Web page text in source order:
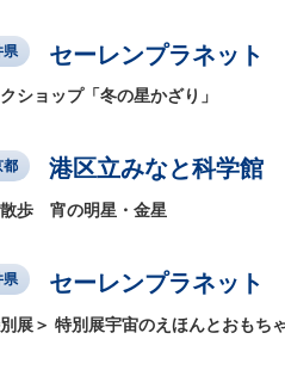
県 セーレンプラネット
ショップ「冬の星かざり」
都 港区立みなと科学館
歩 宵の明星・金星
県 セーレンプラネット
展＞ 特別展宇宙のえほんとおもち